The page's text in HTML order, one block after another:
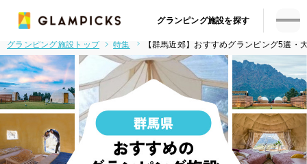
グランピング施設を探す
グランピング施設トップ 特集 【群馬近郊】おすすめグランピング5選・